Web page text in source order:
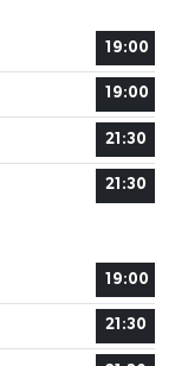
19:00
19:00
21:30
21:30
19:00
21:30